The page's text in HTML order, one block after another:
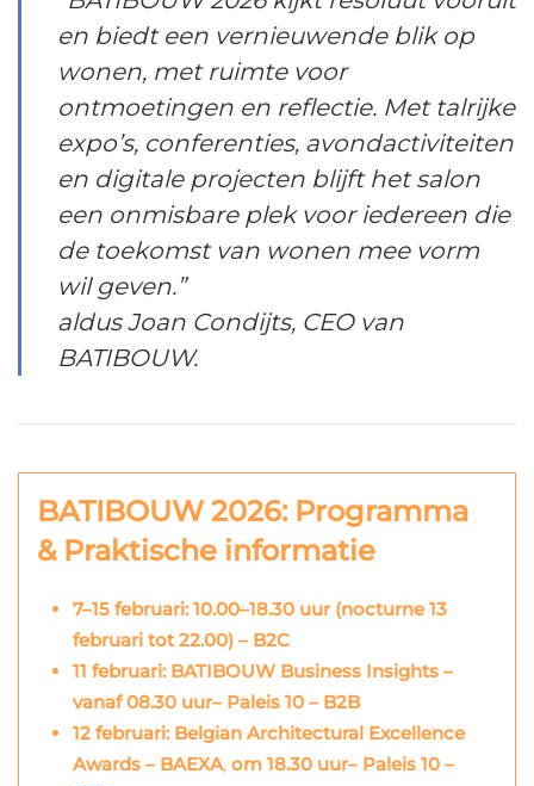
en biedt een vernieuwende blik op
wonen, met ruimte voor
ontmoetingen en reflectie. Met talrijke
expo’s, conferenties, avondactiviteiten
en digitale projecten blijft het salon
een onmisbare plek voor iedereen die
de toekomst van wonen mee vorm
wil geven.”
aldus Joan Condijts, CEO van
BATIBOUW.
BATIBOUW 2026: Programma
& Praktische informatie
7–15 februari: 10.00–18.30 uur (nocturne 13
februari tot 22.00) – B2C
11 februari: BATIBOUW Business Insights –
vanaf 08.30 uur– Paleis 10 – B2B
12 februari: Belgian Architectural Excellence
Awards – BAEXA, om 18.30 uur– Paleis 10 –